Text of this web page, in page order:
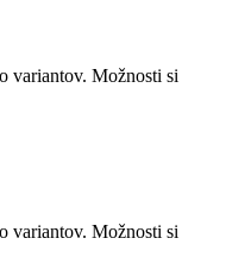
variantov. Možnosti si
variantov. Možnosti si